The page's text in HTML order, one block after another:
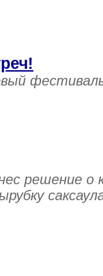
решение о